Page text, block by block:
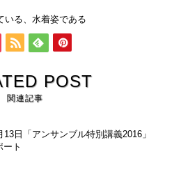
いる、水着姿である
POST
関連記事
13日「アンサンブル特別講義2016」
ート